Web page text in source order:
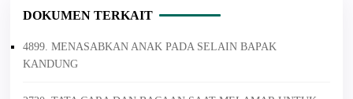
DOKUMEN TERKAIT
4899. MENASABKAN ANAK PADA SELAIN BAPAK
KANDUNG